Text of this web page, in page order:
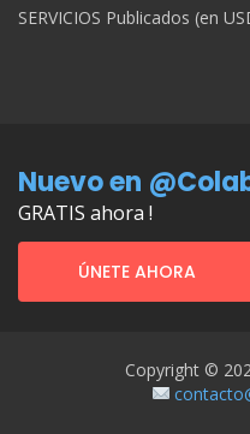
SERVICIOS Publicados (en
Nuevo en
GRATIS ahora !
ÚNETE AHORA
Copyright ©